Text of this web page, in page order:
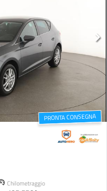
PRONTA CONSEGNA
Chilometraggio